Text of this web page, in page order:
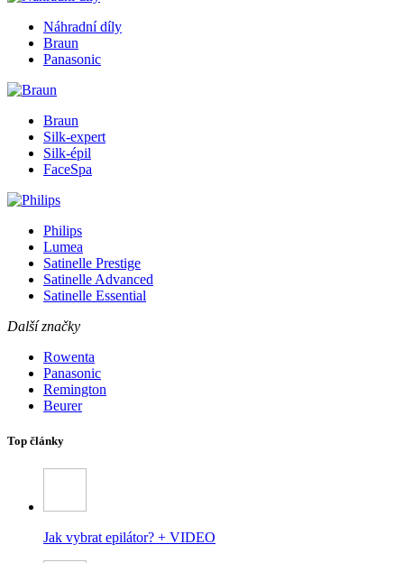
Náhradní díly
Braun
Panasonic
Braun
Silk-expert
Silk-épil
FaceSpa
Philips
Lumea
Satinelle Prestige
Satinelle Advanced
Satinelle Essential
Další značky
Rowenta
Panasonic
Remington
Beurer
Top články
Jak vybrat epilátor? + VIDEO